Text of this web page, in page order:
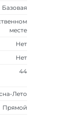
Базовая
месте
Нет
Нет
44
Лето
Прямой